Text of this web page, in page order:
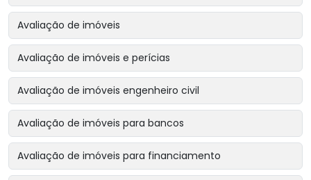
Avaliação de imóveis
Avaliação de imóveis e perícias
Avaliação de imóveis engenheiro civil
Avaliação de imóveis para bancos
Avaliação de imóveis para financiamento